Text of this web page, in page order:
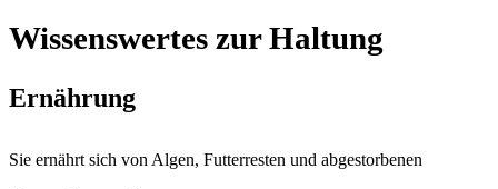
Wissenswertes zur Haltung
Ernährung
Sie ernährt sich von Algen, Futterresten und abgestorbenen